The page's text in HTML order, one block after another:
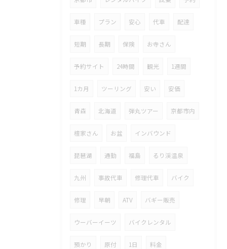
車種 プラン 安心 代車 配達
短期 長期 保険 お寺さん
予約サイト 24時間 観光 1週間
1カ月 ツーリング 安い 安価
青森 北海道 弾丸ツアー 京都市内
檀家さん お盆 インバウンド
琵琶湖 通勤 福島 るり渓温泉
九州 事故代車 修理代車 バイク
修理 早朝 ATV バギー販売
ウーバーイーツ バイクレンタル
預かり 原付 1日 料金